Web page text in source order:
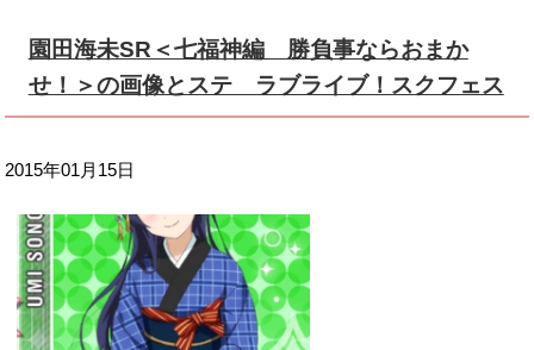
園田海未SR＜七福神編 勝負事ならおまか
せ！＞の画像とステ ラブライブ！スクフェス
2015年01月15日